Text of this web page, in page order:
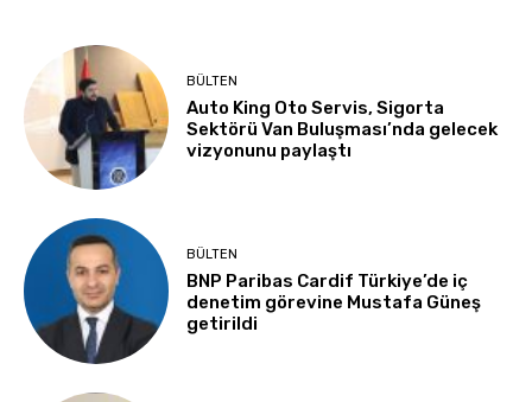
BÜLTEN
Auto King Oto Servis, Sigorta
Sektörü Van Buluşması’nda gelecek
vizyonunu paylaştı
BÜLTEN
BNP Paribas Cardif Türkiye’de iç
denetim görevine Mustafa Güneş
getirildi